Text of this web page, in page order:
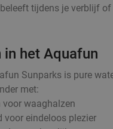
tijdens je verblijf of
in het Aquafun
Sunparks is pure
met:
voor waaghalzen
voor eindeloos plezier